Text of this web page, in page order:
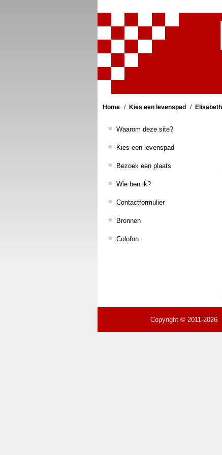
Home Kies een levenspad
Waarom deze site?
Kies een levenspad
Bezoek een plaats
Wie ben ik?
Contactformulier
Bronnen
Colofon
Copyright © 2011-2026